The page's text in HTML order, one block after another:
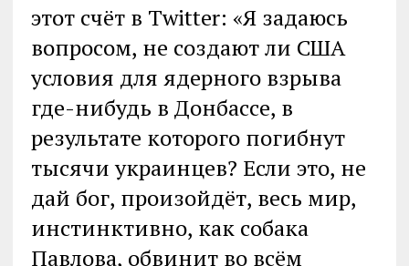
этот счёт в Twitter: «Я задаюсь
вопросом, не создают ли США
условия для ядерного взрыва
где-нибудь в Донбассе, в
результате которого погибнут
тысячи украинцев? Если это, не
дай бог, произойдёт, весь мир,
инстинктивно, как собака
Павлова, обвинит во всём